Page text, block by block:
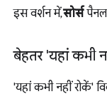
इस वर्शन में,सोर्सपैनल
बेहतर 'यहां कभी
'यहां कभी नहीं रोकें'